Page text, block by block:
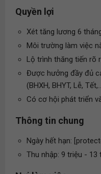
Quyền lợi
Xét tăng lương 6
Môi trường làm việc
Lộ trình thăng tiến rõ
Được hưởng đầy đủ
(BHXH, BHYT, Lễ,
Có cơ hội phát triển
Thông tin chung
Ngày hết hạn:
Thu nhập: 9 triệu - 13